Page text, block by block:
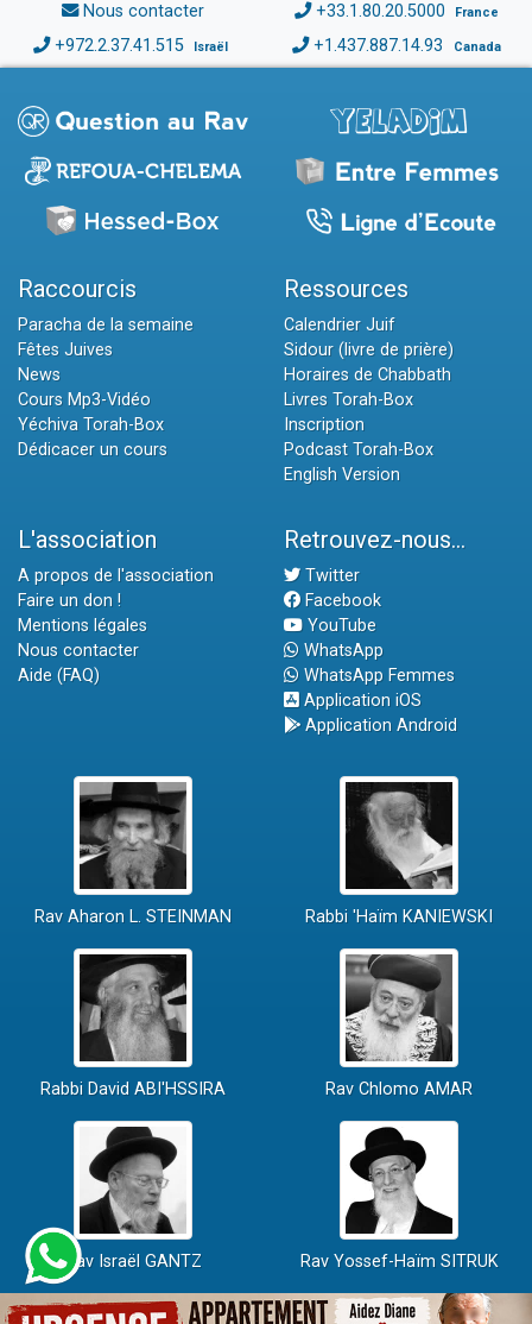
Nous contacter +33.1.80.20.5000 France
+972.2.37.41.515 Israël +1.437.887.14.93 Canada
Raccourcis
Paracha de la semaine
Fêtes Juives
News
Cours Mp3-Vidéo
Yéchiva Torah-Box
Dédicacer un cours
Ressources
Calendrier Juif
Sidour (livre de prière)
Horaires de Chabbath
Livres Torah-Box
Inscription
Podcast Torah-Box
English Version
L'association
A propos de l'association
Faire un don !
Mentions légales
Nous contacter
Aide (FAQ)
Retrouvez-nous...
Twitter
Facebook
YouTube
WhatsApp
WhatsApp Femmes
Application iOS
Application Android
Rav Aharon L. STEINMAN Rabbi 'Haïm KANIEWSKI
Rabbi David ABI'HSSIRA Rav Chlomo AMAR
Rav Israël GANTZ Rav Yossef-Haïm SITRUK